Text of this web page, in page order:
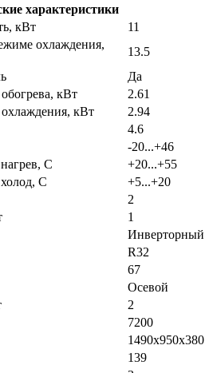
характеристики
кВт
11
охлаждения,
13.5
Да
кВт
2.61
кВт
2.94
4.6
-20...+46
С
+20...+55
С
+5...+20
2
1
Инверторный
R32
67
Осевой
2
7200
1490x950x380
139